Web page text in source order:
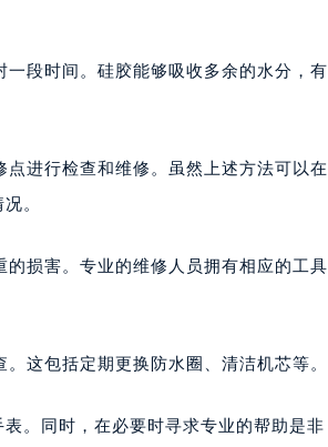
段时间。硅胶能够吸收多余的水分，有
进行检查和维修。虽然上述方法可以在
。
损害。专业的维修人员拥有相应的工具
这包括定期更换防水圈、清洁机芯等。
。同时，在必要时寻求专业的帮助是非